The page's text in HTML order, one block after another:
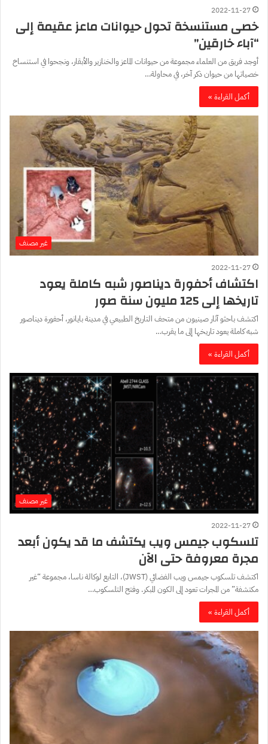
2022-11-27
خصى مستنسخة تحول حيوانات ماعز عقيمة إلى
“آباء خارقين”
أوجد فريق من العلماء مجموعة من حيوانات الماعز والخنازير والأبقار، ونجحوا في استنساخ
خصياتها من حيوان ذكر آخر، في محاولة…
أكمل القراءة »
غير مصنف
2022-11-27
اكتشاف أحفورة ديناصور شبه كاملة يعود
تاريخها إلى 125 مليون سنة صور
اكتشف باحثو آثار صينيون من متحف التاريخ الطبيعي في مدينة بايانور، أحفورة ديناصور
شبه كاملة يعود تاريخها إلى ما يقرب…
أكمل القراءة »
غير مصنف
2022-11-27
تلسكوب جيمس ويب يكتشف ما قد يكون أبعد
مجرة معروفة حتى الآن
اكتشف تلسكوب جيمس ويب الفضائي (JWST)، التابع لوكالة ناسا، مجموعة “غير
مكتشفة” من المجرات تعود إلى الكون المبكر. وفتح التلسكوب…
أكمل القراءة »